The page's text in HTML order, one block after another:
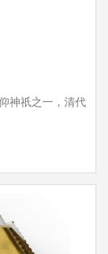
神祇之一，清代